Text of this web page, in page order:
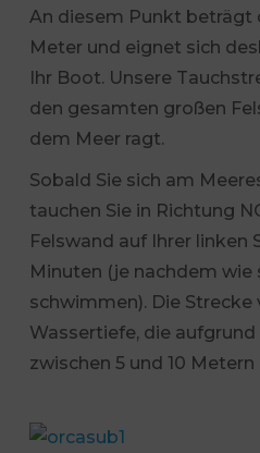
An diesem Punkt beträgt
Meter und eignet sich
Ihr Boot. Unsere
den gesamten großen
dem Meer ragt.
Sobald Sie sich am
tauchen Sie in Richtung
Felswand auf Ihrer linken
Minuten (je nachdem wie
schwimmen). Die
Wassertiefe, die
zwischen 5 und 10